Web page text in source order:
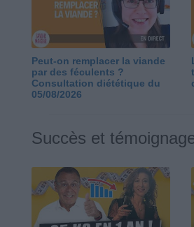
Peut-on remplacer la viande
par des féculents ?
Consultation diététique du
05/08/2026
Succès et